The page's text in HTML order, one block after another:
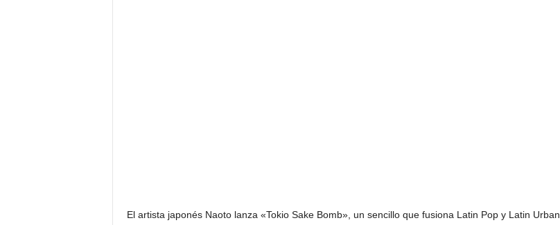
El artista japonés Naoto lanza «Tokio Sake Bomb», un sencillo que fusiona Latin Pop y Latin Urban